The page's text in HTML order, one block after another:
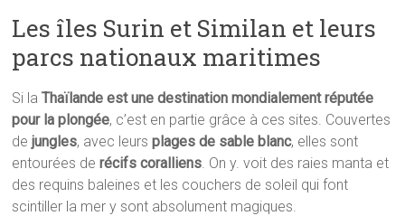
Les îles Surin et Similan et leurs
parcs nationaux maritimes
Si laThaïlande est une destination mondialement réputée
pour la plongée, c’est en partie grâce à ces sites. Couvertes
dejungles, avec leursplages de sable blanc, elles sont
entourées derécifs coralliens. On y. voit des raies manta et
des requins baleines et les couchers de soleil qui font
scintiller la mer y sont absolument magiques.